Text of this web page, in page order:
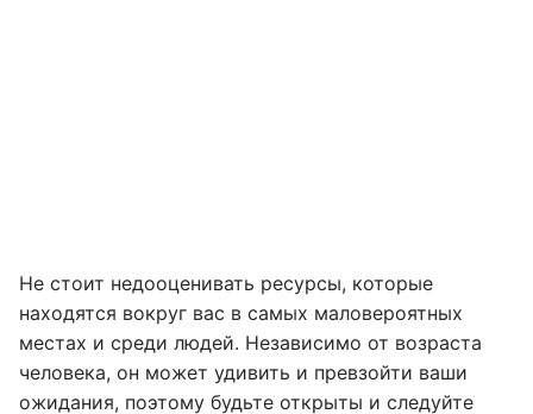
Не стоит недооценивать ресурсы, которые
находятся вокруг вас в самых маловероятных
местах и среди людей. Независимо от возраста
человека, он может удивить и превзойти ваши
ожидания, поэтому будьте открыты и следуйте